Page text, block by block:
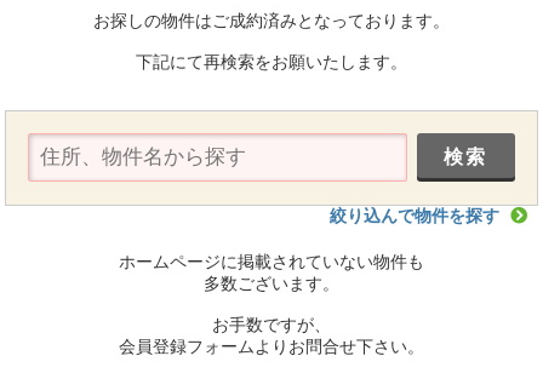
お探しの物件はご成約済みとなっております。
下記にて再検索をお願いたします。
絞り込んで物件を探す
ホームページに掲載されていない物件も
多数ございます。
お手数ですが、
会員登録フォームよりお問合せ下さい。